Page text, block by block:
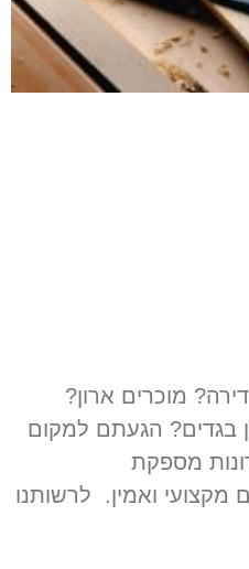
מוכרים ארון?
בגדים? הגעתם למקום
מספקת
מקצועי ואמין. לרשותנו